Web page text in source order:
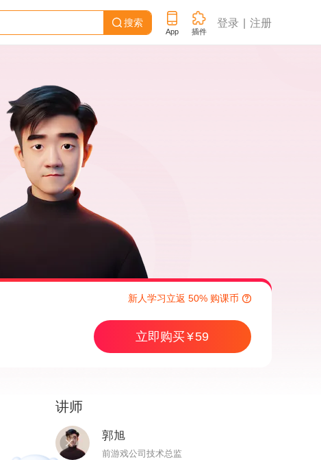
 搜索
App 插件
登录 注册
新人学习立返 50% 购课币 
立即购买 59
讲师
郭旭
前游戏公司技术总监